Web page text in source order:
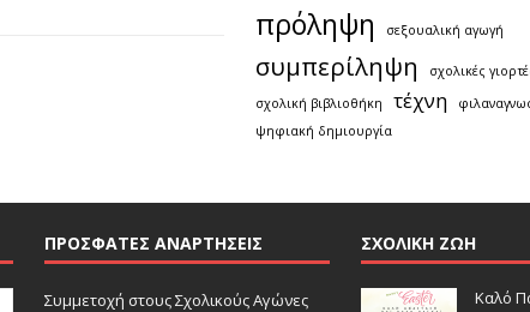
πρόληψη σεξουαλική αγωγή
συμπερίληψη
σχολικές
σχολική βιβλιοθήκη
τέχνη
ψηφιακή δημιουργία
ΠΡΌΣΦΑΤΕΣ ΑΝΑΡΤΉΣΕΙΣ
Συμμετοχή στους Σχολικούς Αγώνες
ΣΧΟΛΙΚΗ ΖΩΗ
Καλό